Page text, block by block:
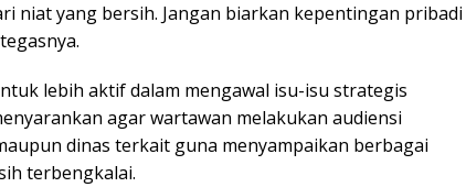
niat yang bersih. Jangan biarkan kepentingan pribadi
lebih aktif dalam mengawal isu-isu strategis
agar wartawan melakukan audiensi
dinas terkait guna menyampaikan berbagai
terbengkalai.